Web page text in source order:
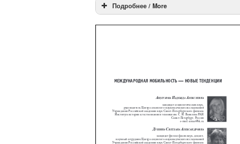
Подробнее / More